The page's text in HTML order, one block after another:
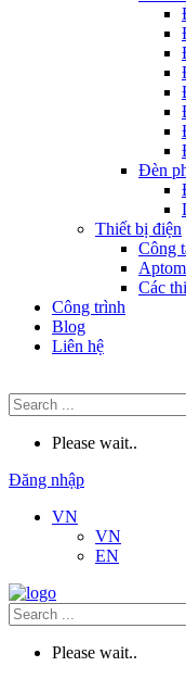
Đèn
Thiết bị điện
Công
Các
Công trình
Blog
Liên hệ
Please wait..
Đăng nhập
VN
VN
EN
Please wait..